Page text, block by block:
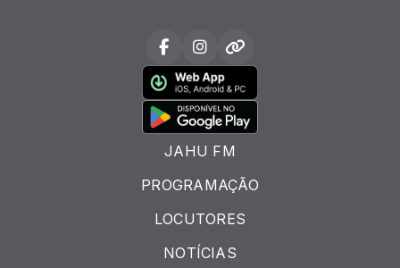
JAHU FM
PROGRAMAÇÃO
LOCUTORES
NOTÍCIAS